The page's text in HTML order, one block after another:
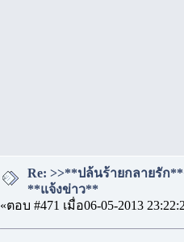
Re: >>**ปล้นร้ายกลายรัก
**แจ้งข่าว**
«ตอบ #471 เมื่อ06-05-2013